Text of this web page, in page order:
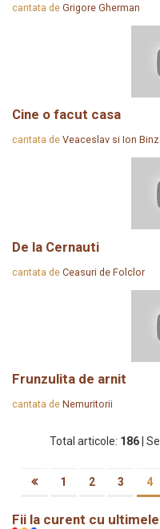
cantata de Grigore Gherman
Cine o facut casa
cantata de Veaceslav si Ion
De la Cernauti
cantata de Ceasuri de Folclor
Frunzulita de arnit
cantata de Nemuritorii
Total articole: 186|
1 2 3 4
Fii la curent cu